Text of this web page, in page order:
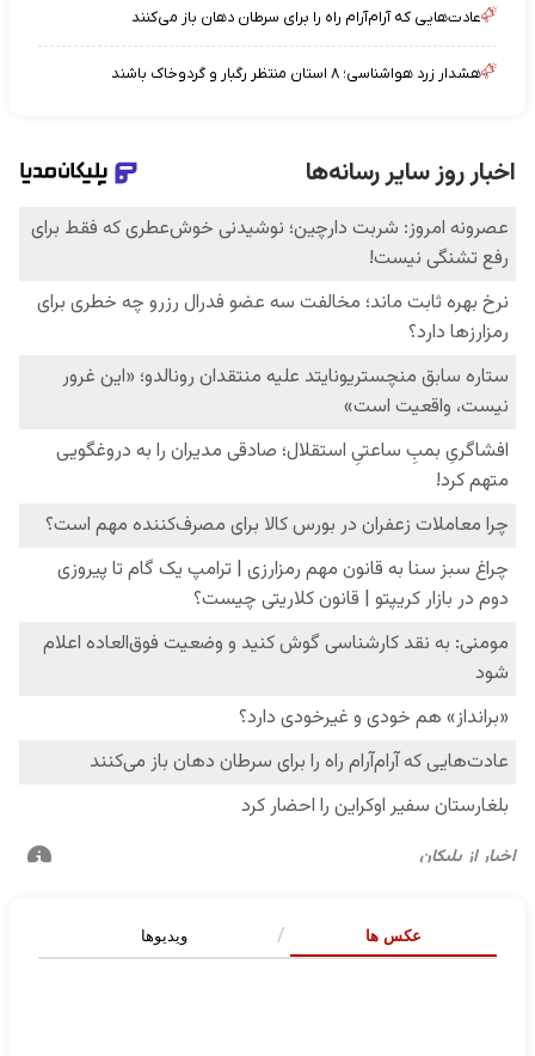
عادت‌هایی که آرام‌آرام راه را برای سرطان دهان باز می‌کنند
هشدار زرد هواشناسی؛ ۸ استان منتظر رگبار و گردوخاک باشند
عکس ها ویدیوها